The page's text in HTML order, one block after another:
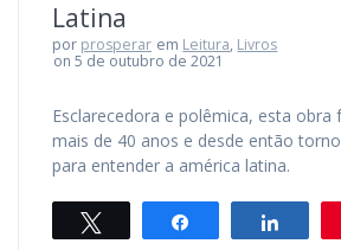
Latina
por prosperar em Leitura, Livros
on 5 de outubro de 2021
Esclarecedora e polêmica, esta obra
mais de 40 anos e desde então
para entender a américa latina.
Compartilhar